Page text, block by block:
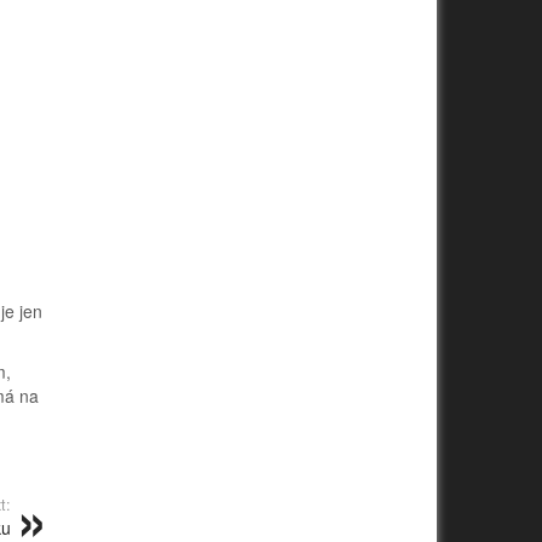
jen
na